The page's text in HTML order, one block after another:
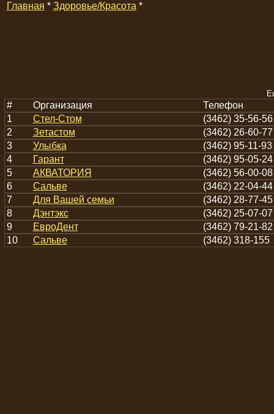
Главная * Здоровье/Красота *
# Организация
Телефон
1
Стел-Стом
(3462) 35-56-56
2
Зетастом
(3462) 26-60-77
3
Улыбка
(3462) 95-11-93
4
Гарант
(3462) 95-05-24
5
АКВАТОРИЯ
(3462) 56-00-08
6
Сальве
(3462) 22-04-44
7
Для Вашей семьи
(3462) 28-77-45
8
Дэнтэкс
(3462) 25-07-07
9
ЕвроДент
(3462) 79-21-82
10
Сальве (3462) 318-155